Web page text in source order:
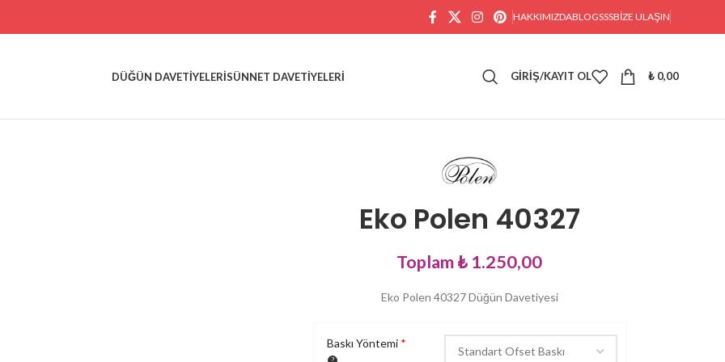
HAKKIMIZDABLOGSSSBIZE ULAŞIN
DÜĞÜN DAVETIYELERISÜNNET DAVETIYELERI GIRIŞ/KAYIT OL ₺0,00
Eko Polen 40327
Toplam₺ 1.250,00
Eko Polen 40327 Düğün Davetiyesi
Baskı Yöntemi *